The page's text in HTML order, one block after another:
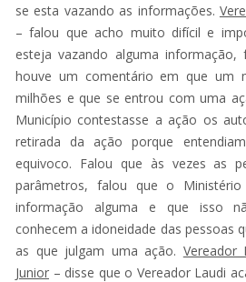
se esta vazando as informações.
– falou que acho muito difícil e
esteja vazando alguma informação,
houve um comentário em que um
milhões e que se entrou com uma
Município contestasse a ação os
retirada da ação porque
equivoco. Falou que às vezes as
parâmetros, falou que o
informação alguma e que isso
conhecem a idoneidade das pessoas
as que julgam uma ação. Vereador
Junior – disse que o Vereador Laudi